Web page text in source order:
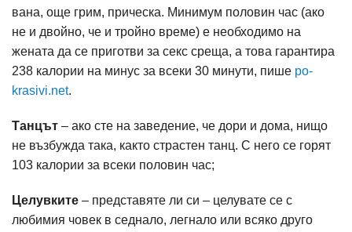
вана, още грим, прическа. Минимум половин час (ако
не и двойно, че и тройно време) е необходимо на
жената да се приготви за секс среща, а това гарантира
238 калории на минус за всеки 30 минути, пише po-
krasivi.net.
Танцът – ако сте на заведение, че дори и дома, нищо
не възбужда така, както страстен танц. С него се горят
103 калории за всеки половин час;
Целувките – представяте ли си – целувате се с
любимия човек в седнало, легнало или всяко друго